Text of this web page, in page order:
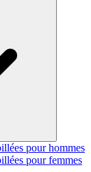
pour hommes
pour femmes